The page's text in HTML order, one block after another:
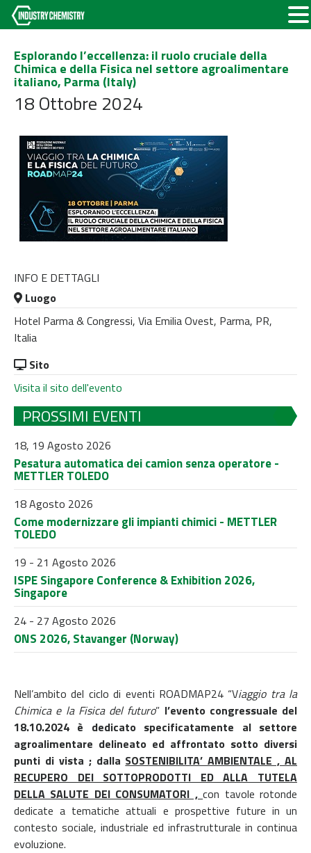
Esplorando l’eccellenza: il ruolo cruciale della
Chimica e della Fisica nel settore agroalimentare
italiano, Parma (Italy)
18 Ottobre 2024
INFO E DETTAGLI
Luogo
Hotel Parma & Congressi, Via Emilia Ovest, Parma, PR,
Italia
Sito
Visita il sito dell'evento
PROSSIMI EVENTI
18, 19 Agosto 2026
Pesatura automatica dei camion senza operatore -
METTLER TOLEDO
18 Agosto 2026
Come modernizzare gli impianti chimici - METTLER
TOLEDO
19 - 21 Agosto 2026
ISPE Singapore Conference & Exhibition 2026,
Singapore
24 - 27 Agosto 2026
ONS 2026, Stavanger (Norway)
Nell’ambito del ciclo di eventi ROADMAP24 “Viaggio tra la
Chimica e la Fisica del futuro” l’evento congressuale del
18.10.2024 è dedicato specificatamente al settore
agroalimentare delineato ed affrontato sotto diversi
punti di vista ; dalla SOSTENIBILITA’ AMBIENTALE , AL
RECUPERO DEI SOTTOPRODOTTI ED ALLA TUTELA
DELLA SALUTE DEI CONSUMATORI ,con tavole rotonde
dedicate a tematiche attuali e prospettive future in un
contesto sociale, industriale ed infrastrutturale in continua
evoluzione.